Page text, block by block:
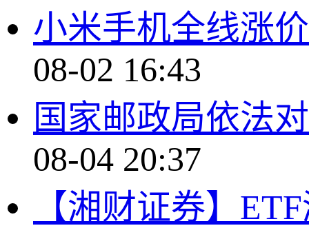
小米手机全线涨
08-02 16:43
国家邮政局依法
08-04 20:37
【湘财证券】